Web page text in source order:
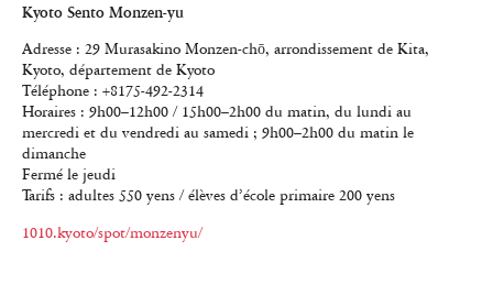
Kyoto Sento Monzen-yu
Adresse : 29 Murasakino Monzen-chō, arrondissement de Kita,
Kyoto, département de Kyoto
Téléphone : +8175-492-2314
Horaires : 9h00–12h00 / 15h00–2h00 du matin, du lundi au
mercredi et du vendredi au samedi ; 9h00–2h00 du matin le
dimanche
Fermé le jeudi
Tarifs : adultes 550 yens / élèves d’école primaire 200 yens
1010.kyoto/spot/monzenyu/